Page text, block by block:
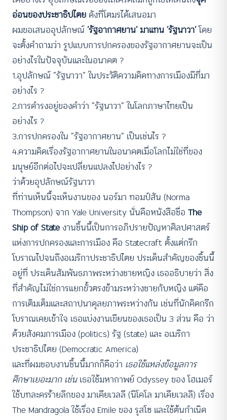
อ่อนของประชาธิปไตย ดังที่โตมรได้เสนอมา
ผมขอเสนออุปลักษณ์‘รัฐอากาศยาน’ มาแทน ‘รัฐนาวา’โดย
จะตั้งคำถามว่า รูปแบบการปกครองของรัฐอากาศยานจะเป็น
อย่างไรในปัจจุบันและในอนาคต ?
1.อุปลักษณ์ “รัฐนาวา” ในประวัติความคิดทางการเมืองมีที่มา
อย่างไร ?
2.การดำรงอยู่ของคำว่า “รัฐนาวา” ในโลกภาษาไทยเป็น
อย่างไร ?
3.การปกครองใน “รัฐอากาศยาน” เป็นเช่นไร ?
4.ความคิดเรื่องรัฐอากาศยานในอนาคตเมื่อโลกไม่ใช่ที่ของ
มนุษย์อีกต่อไปจะเปลี่ยนแปลงไปอย่างไร ?
ว่าด้วยอุปลักษณ์รัฐนาวา
ที่ท่านเห็นนี้จะเห็นงานของ นอร์มา ทอมป์สัน (Norma
Thompson) จาก Yale University นั่นคือหนังสือชื่อ The
Ship of Stateงานชิ้นนี้เป็นการอภิปรายปัญหาศิลปศาสตร์
แห่งการปกครองและการเมือง คือ Statecraft ตั้งแต่กรีก
โบราณไปจนถึงอเมริกาประชาธิปไตย ประเด็นสำคัญของชิ้นนี้
อยู่ที่ ประเด็นสัมพันธภาพระหว่างชายหญิง เธออธิบายว่า สิ่ง
ที่สำคัญไม่ใช่การแยกขั้วตรงข้ามระหว่างชายกับหญิง แต่คือ
การเติมเต็มและสถาปนาดุลยภาพระหว่างกัน เช่นที่นักคิดกรีก
โบราณเคยเข้าใจ เธอแบ่งงานเขียนของเธอเป็น 3 ส่วน คือ ว่า
ด้วยสังคมการเมือง (politics) รัฐ (state) และ อเมริกา
ประชาธิปไตย (Democratic America)
และที่ผมชอบงานชิ้นนี้มากก็คือว่า เธอใช้แหล่งข้อมูลการ
ศึกษาเยอะมาก เช่นเธอใช้มหากาพย์ Odyssey ของ โฮเมอร์
ใช้บทละครร้ายลึกของ มาเคียเวลลี (นิโคโล มาเคียเวลลี) เรื่อง
The Mandragola ใช้เรื่อง Emile ของ รุสโซ และใช้ต้นกำเนิด